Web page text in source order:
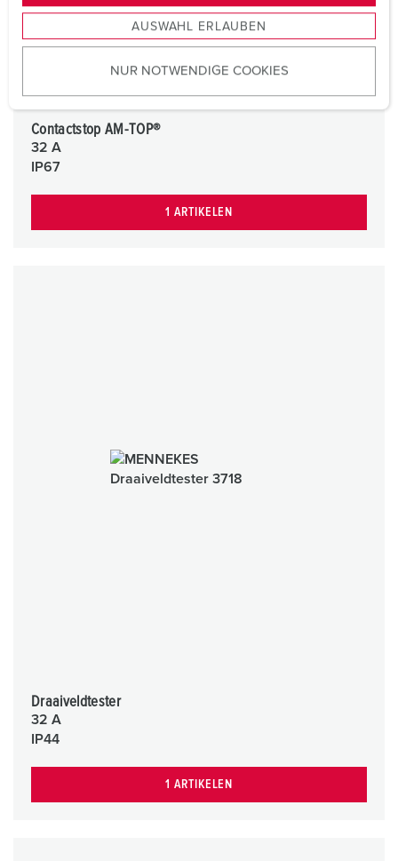
s
u
w
AUSWAHL ERLAUBEN
NUR NOTWENDIGE COOKIES
Contactstop AM-TOP®
32 A
IP67
1 ARTIKELEN
Draaiveldtester
32 A
IP44
1 ARTIKELEN